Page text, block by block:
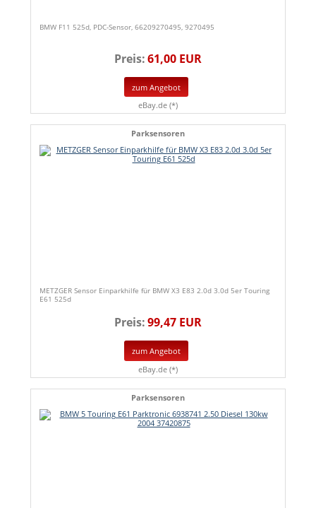
BMW F11 525d, PDC-Sensor, 66209270495, 9270495
Preis:61,00 EUR
zum Angebot
eBay.de (*)
Parksensoren
METZGER Sensor Einparkhilfe für BMW X3 E83 2.0d 3.0d 5er Touring
E61 525d
Preis:99,47 EUR
zum Angebot
eBay.de (*)
Parksensoren